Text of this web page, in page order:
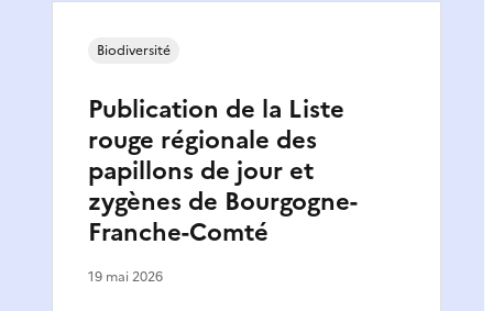
Publication de la Liste
rouge régionale des
papillons de jour et
zygènes de Bourgogne-
Franche-Comté
Biodiversité
19 mai 2026